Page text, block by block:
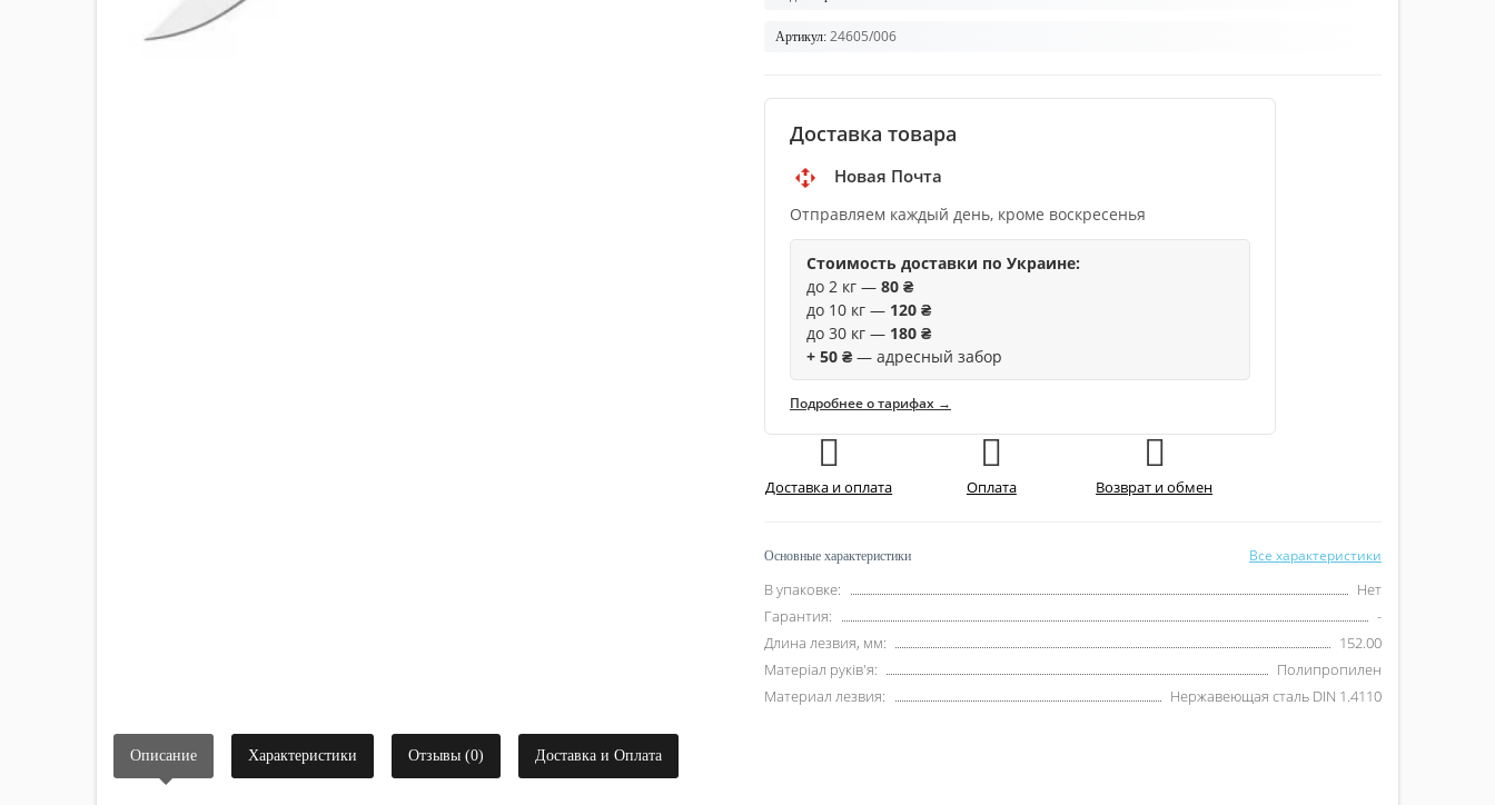
Артикул: 24605/006
Доставка товара
Новая Почта
Отправляем каждый день, кроме воскресенья
Стоимость доставки по Украине:
до 2 кг — 80 ₴
до 10 кг — 120 ₴
до 30 кг — 180 ₴
+ 50 ₴ — адресный забор
Подробнее о тарифах →
Доставка и оплата Оплата Возврат и обмен
Основные характеристики Все характеристики
В упаковке:
Нет
Гарантия:
-
Длина лезвия, мм:
152.00
Матеріал руків'я:
Полипропилен
Материал лезвия:
Нержавеющая сталь DIN 1.4110
Описание Характеристики Отзывы (0) Доставка и Оплата